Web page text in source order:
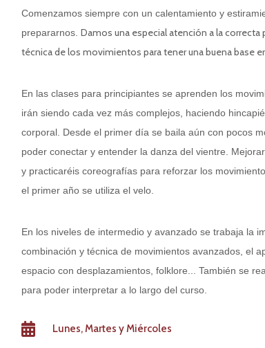
Comenzamos siempre con un calentamiento y
prepararnos. Damos una especial atención a la correcta
técnica de los movimientos para tener una buena base
En las clases para principiantes se aprenden los
irán siendo cada vez más complejos, haciendo
corporal. Desde el primer día se baila aún con pocos
poder conectar y entender la danza del vientre.
y practicaréis coreografías para reforzar los
el primer año se utiliza el velo.
En los niveles de intermedio y avanzado se trabaja la
combinación y técnica de movimientos avanzados, el
espacio con desplazamientos, folklore... También se
para poder interpretar a lo largo del curso.
Lunes, Martes y Miércoles